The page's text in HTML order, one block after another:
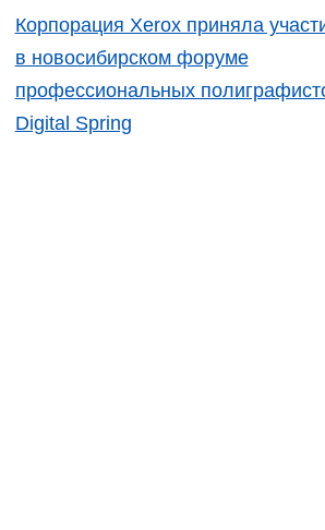
Корпорация Xerox приняла
в новосибирском форуме
профессиональных
Digital Spring